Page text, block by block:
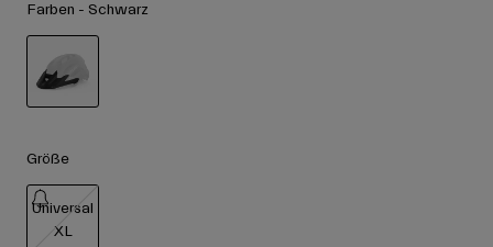
Handschuhe
Ersatzteile
Alle anzeigen
Backcountry
Freestyle
Farben - Schwarz
Größe
Universal
XL